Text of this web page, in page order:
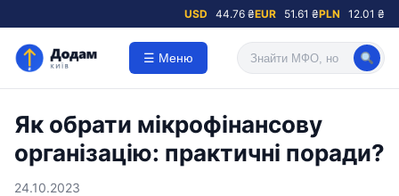
USD 44.76 ₴EUR 51.61 ₴PLN 12.01 ₴
☰ Меню
Як обрати мікрофінансову
організацію: практичні поради?
24.10.2023